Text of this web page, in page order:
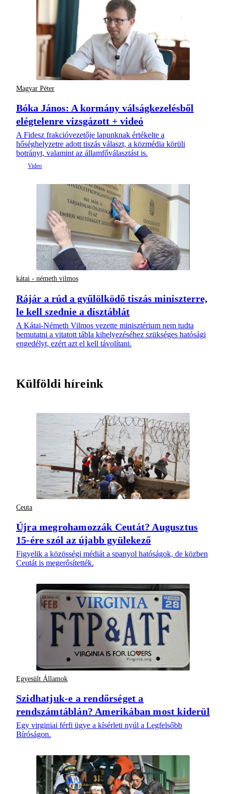
Magyar Péter
Bóka János: A kormány válságkezelésből
elégtelenre vizsgázott + videó
A Fidesz frakcióvezetője lapunknak értékelte a
hőséghelyzetre adott tiszás választ, a közmédia körüli
botrányt, valamint az államfőválasztást is.
kátai - németh vilmos
Rájár a rúd a gyűlölködő tiszás miniszterre,
le kell szednie a dísztáblát
A Kátai-Németh Vilmos vezette minisztérium nem tudta
bemutatni a vitatott tábla kihelyezéséhez szükséges hatósági
engedélyt, ezért azt el kell távolítani.
Külföldi híreink
Ceuta
Újra megrohamozzák Ceutát? Augusztus
15-ére szól az újabb gyülekező
Figyelik a közösségi médiát a spanyol hatóságok, de közben
Ceutát is megerősítették.
Egyesült Államok
Szidhatjuk-e a rendőrséget a
rendszámtáblán? Amerikában most kiderül
Egy virginiai férfi ügye a kísérleti nyúl a Legfelsőbb
Bíróságon.